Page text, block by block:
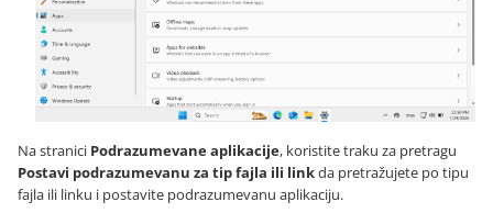
Na stranici Podrazumevane aplikacije, koristite traku za pretragu
Postavi podrazumevanu za tip fajla ili linkda pretražujete po tipu
fajla ili linku i postavite podrazumevanu aplikaciju.